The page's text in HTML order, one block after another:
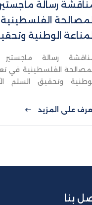
رسالة
المصالحة
المناعة الوطنية
رسالة
الفلسطينية في
وتحقيق السلم
الاستقلال- قسم
والسلم الأهلي، رسالة ماجستير
على المزيد
بنا